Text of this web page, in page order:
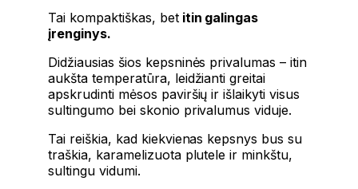
Tai kompaktiškas, betitin galingas
įrenginys.
Didžiausias šios kepsninės privalumas – itin
aukšta temperatūra, leidžianti greitai
apskrudinti mėsos paviršių ir išlaikyti visus
sultingumo bei skonio privalumus viduje.
Tai reiškia, kad kiekvienas kepsnys bus su
traškia, karamelizuota plutele ir minkštu,
sultingu vidumi.